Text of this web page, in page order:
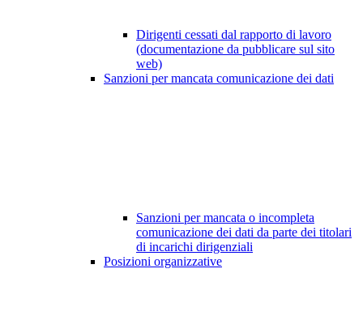
Dirigenti cessati dal rapporto di lavoro
(documentazione da pubblicare sul sito
web)
Sanzioni per mancata comunicazione dei dati
Sanzioni per mancata o incompleta
comunicazione dei dati da parte dei titolari
di incarichi dirigenziali
Posizioni organizzative